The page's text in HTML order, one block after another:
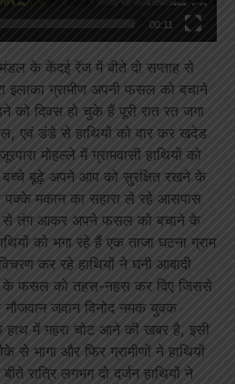
00:11
मंडल के केंदई रेंज में बीते दो सप्ताह से
इलाका ग्रामीण अपनी फसल को बचाने
को दिवस हो चुके हैं पूरी रात रत जगा
एवं डंडे से हाथियों को वार कर खदेड
मोहल्ले में ग्रामवासी हाथियों को
बूढ़े अपने आप को सुरक्षित रखने के
पक्के मकान का सहारा ले रहे आसपास
से तंग आकर अपने फसल को बचाने के
को भगा रहे हैं एक ताजा घटना ग्राम
कर रहे हाथियों ने घनी आबादी
के फसल को तहस-नहस कर दिए जिससे
जवान विनोद नमक युवक
में गहरा चोट आने की खबर है, इसी
से भागा और फिर ग्रामीणों ने हाथियों
रात्रि लगभग दो दर्जन हाथियों ने